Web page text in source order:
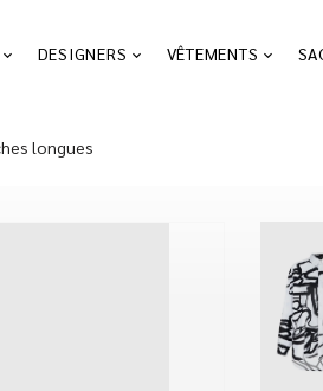
DESIGNERS VÊTEMENTS
longues